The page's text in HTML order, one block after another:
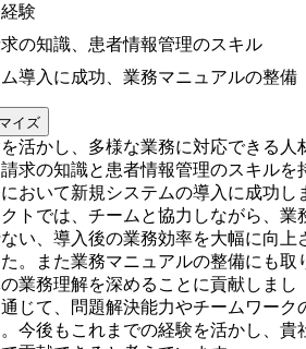
験
の知識、患者情報管理のスキル
導入に成功、業務マニュアルの整備
イズ
活かし、多様な業務に対応できる人
求の知識と患者情報管理のスキルを
おいて新規システムの導入に成功し
トでは、チームと協力しながら、業
い、導入後の業務効率を大幅に向上
。また業務マニュアルの整備にも取
業務理解を深めることに貢献しまし
じて、問題解決能力やチームワーク
今後もこれまでの経験を活かし、貴